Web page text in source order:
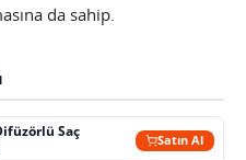
da sahip.
Saç
Satın Al